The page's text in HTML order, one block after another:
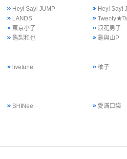
Hey! Say! JUMP
Hey! Say!
LANDS
東京小子
浪花男子
龜梨和也
龜與山P
livetune 柚子
SHINee 愛滿口袋